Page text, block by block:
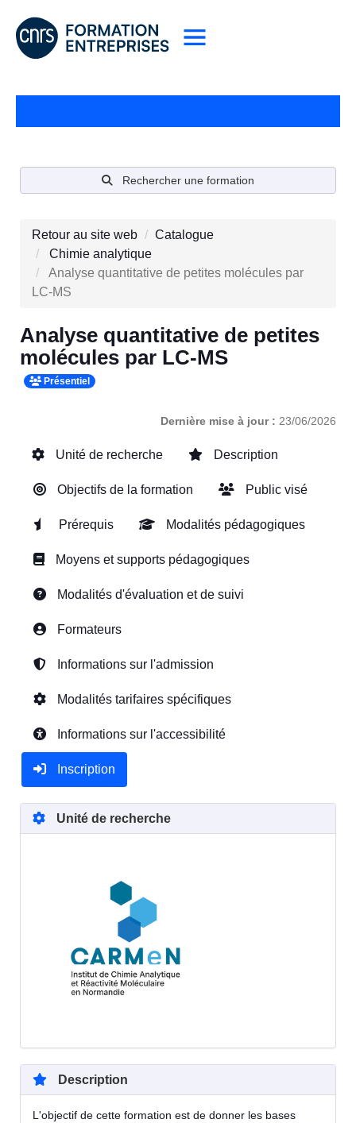
Rechercher une formation
Retour au site web
Catalogue
Chimie analytique
Analyse quantitative de petites molécules par
LC-MS
Analyse quantitative de petites
molécules par LC-MS
Présentiel
Dernière mise à jour : 23/06/2026
Unité de recherche Description
Objectifs de la formation Public visé
Prérequis Modalités pédagogiques
Moyens et supports pédagogiques
Modalités d'évaluation et de suivi
Formateurs
Informations sur l'admission
Modalités tarifaires spécifiques
Informations sur l'accessibilité
Inscription
Unité de recherche
Description
L'objectif de cette formation est de donner les bases